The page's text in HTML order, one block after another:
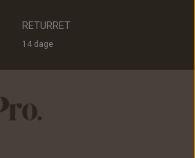
RETURRET
14 dage